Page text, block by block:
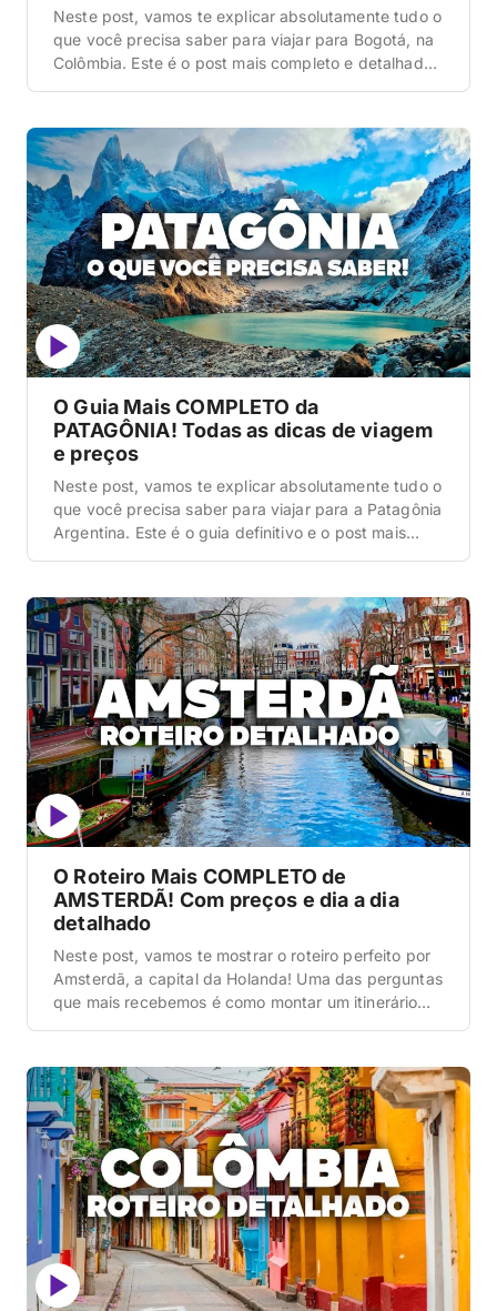
Neste post, vamos te explicar absolutamente tudo o
que você precisa saber para viajar para Bogotá, na
Colômbia. Este é o post mais completo e detalhado
segredos da Catedral de Sal, onde comer o melhor
ajiaco […]
O Guia Mais COMPLETO da
PATAGÔNIA! Todas as dicas de viagem
e preços
Neste post, vamos te explicar absolutamente tudo o
que você precisa saber para viajar para a Patagônia
Argentina. Este é o guia definitivo e o post mais
mundo desde as montanhas e lagos de Bariloche,
passando pelas […]
O Roteiro Mais COMPLETO de
AMSTERDÃ! Com preços e dia a dia
detalhado
Neste post, vamos te mostrar o roteiro perfeito por
Amsterdã, a capital da Holanda! Uma das perguntas
que mais recebemos é como montar um itinerário
marcada meses antes. Muita gente comete o erro
de achar que Amsterdã […]